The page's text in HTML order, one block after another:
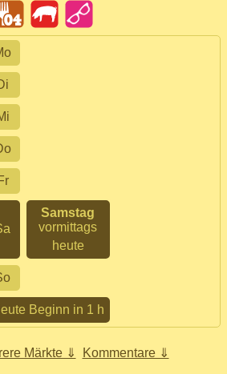
Fr
Samstag
vormittags
heute
Beginn in 1 h
Märkte ⇓ Kommentare ⇓